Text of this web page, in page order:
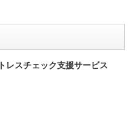
スチェック支援サービス